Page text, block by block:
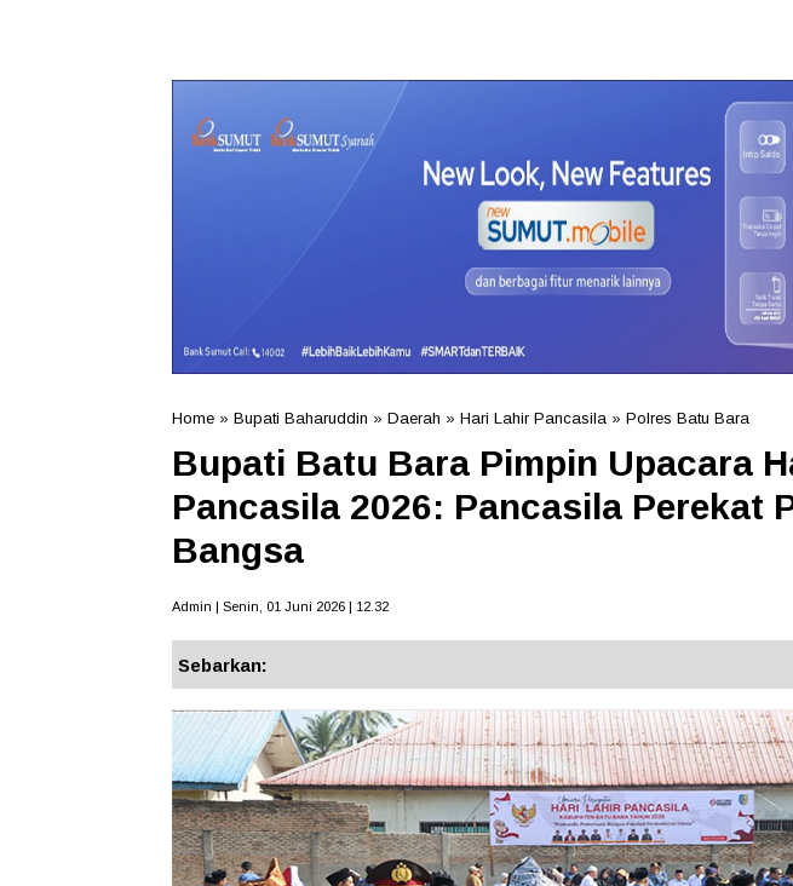
Home » Bupati Baharuddin » Daerah » Hari Lahir Pancasila » Polres Batu Bara
Bupati Batu Bara Pimpin Upacara
Pancasila 2026: Pancasila Perekat
Bangsa
Admin | Senin, 01 Juni 2026 | 12.32
Sebarkan: